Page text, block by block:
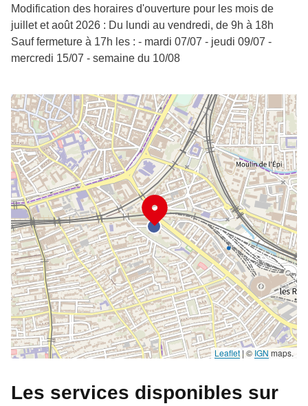
Modification des horaires d'ouverture pour les mois de
juillet et août 2026 : Du lundi au vendredi, de 9h à 18h
Sauf fermeture à 17h les : - mardi 07/07 - jeudi 09/07 -
mercredi 15/07 - semaine du 10/08
Leaflet | © IGN maps.
Les services disponibles sur